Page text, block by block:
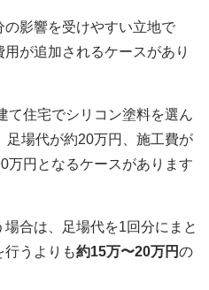
影響を受けやすい立地で
が追加されるケースがあり
て住宅でシリコン塗料を選ん
足場代が約20万円、施工費が
万円となるケースがあります
合は、足場代を1回分にまと
行うよりも約15万〜20万円の